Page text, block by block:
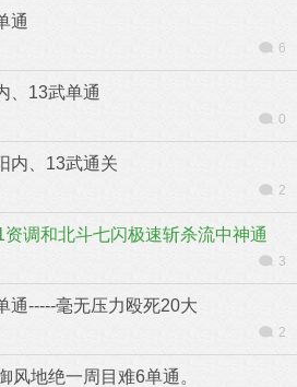
通
6
、13武单通
0
内、13武通关
2
和北斗七闪极速斩杀流中神通
3
通-----毫无压力殴死20大
2
风地绝一周目难6单通。